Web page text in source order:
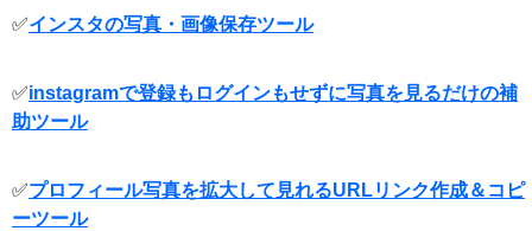
✅インスタの写真・画像保存ツール
✅instagramで登録もログインもせずに写真を見るだけの補
助ツール
✅プロフィール写真を拡大して見れるURLリンク作成＆コピ
ーツール